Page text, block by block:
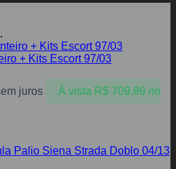
+ Kits Escort 97/03
juros À vista R$709,89 no